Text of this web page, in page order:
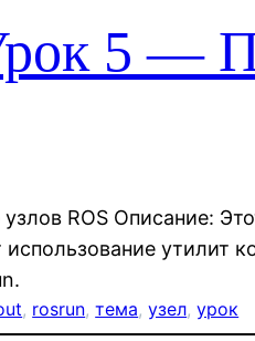
5 —
ROS Описание:
использование утилит
, rosrun, тема, узел, урок